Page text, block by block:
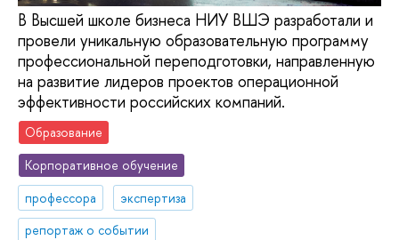
В Высшей школе бизнеса НИУ ВШЭ разработали и
провели уникальную образовательную программу
профессиональной переподготовки, направленную
на развитие лидеров проектов операционной
эффективности российских компаний.
Образование
Корпоративное обучение
профессора
экспертиза
репортаж о событии